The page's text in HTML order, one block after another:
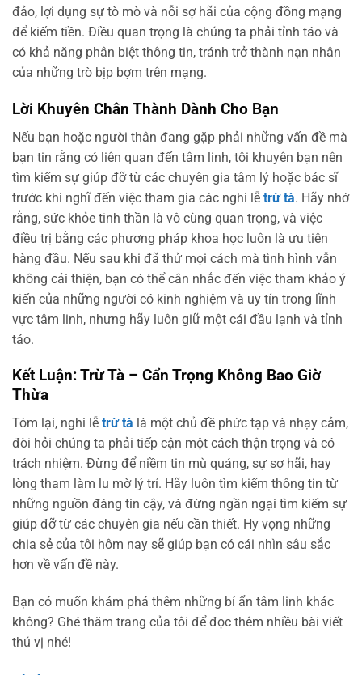
đảo, lợi dụng sự tò mò và nỗi sợ hãi của cộng đồng mạng
để kiếm tiền. Điều quan trọng là chúng ta phải tỉnh táo và
có khả năng phân biệt thông tin, tránh trở thành nạn nhân
của những trò bịp bợm trên mạng.
Lời Khuyên Chân Thành Dành Cho Bạn
Nếu bạn hoặc người thân đang gặp phải những vấn đề mà
bạn tin rằng có liên quan đến tâm linh, tôi khuyên bạn nên
tìm kiếm sự giúp đỡ từ các chuyên gia tâm lý hoặc bác sĩ
trước khi nghĩ đến việc tham gia các nghi lễ trừ tà. Hãy nhớ
rằng, sức khỏe tinh thần là vô cùng quan trọng, và việc
điều trị bằng các phương pháp khoa học luôn là ưu tiên
hàng đầu. Nếu sau khi đã thử mọi cách mà tình hình vẫn
không cải thiện, bạn có thể cân nhắc đến việc tham khảo ý
kiến của những người có kinh nghiệm và uy tín trong lĩnh
vực tâm linh, nhưng hãy luôn giữ một cái đầu lạnh và tỉnh
táo.
Kết Luận: Trừ Tà – Cẩn Trọng Không Bao Giờ
Thừa
Tóm lại, nghi lễ trừ tà là một chủ đề phức tạp và nhạy cảm,
đòi hỏi chúng ta phải tiếp cận một cách thận trọng và có
trách nhiệm. Đừng để niềm tin mù quáng, sự sợ hãi, hay
lòng tham làm lu mờ lý trí. Hãy luôn tìm kiếm thông tin từ
những nguồn đáng tin cậy, và đừng ngần ngại tìm kiếm sự
giúp đỡ từ các chuyên gia nếu cần thiết. Hy vọng những
chia sẻ của tôi hôm nay sẽ giúp bạn có cái nhìn sâu sắc
hơn về vấn đề này.
Bạn có muốn khám phá thêm những bí ẩn tâm linh khác
không? Ghé thăm trang của tôi để đọc thêm nhiều bài viết
thú vị nhé!